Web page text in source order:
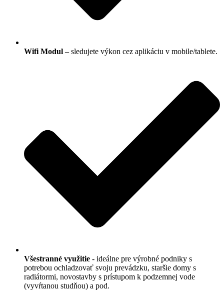
Wifi Modul – sledujete výkon cez aplikáciu v mobile/tablete.
Všestranné využitie - ideálne pre výrobné podniky s
potrebou ochladzovať svoju prevádzku, staršie domy s
radiátormi, novostavby s prístupom k podzemnej vode
(vyvŕtanou studňou) a pod.